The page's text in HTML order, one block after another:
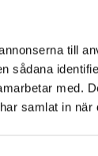
till
sådana
med.
samlat in
att